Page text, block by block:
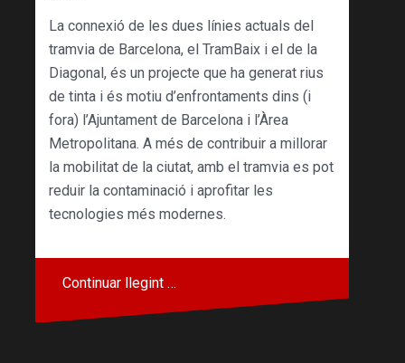
La connexió de les dues línies actuals del
tramvia de Barcelona, el TramBaix i el de la
Diagonal, és un projecte que ha generat rius
de tinta i és motiu d’enfrontaments dins (i
fora) l’Ajuntament de Barcelona i l’Àrea
Metropolitana. A més de contribuir a millorar
la mobilitat de la ciutat, amb el tramvia es pot
reduir la contaminació i aprofitar les
tecnologies més modernes.
Continuar llegint …